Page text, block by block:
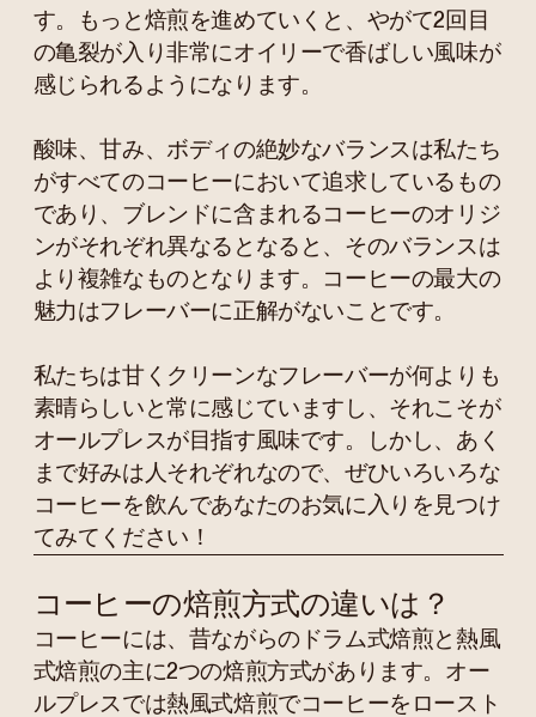
す。もっと焙煎を進めていくと、やがて2回目
の亀裂が入り非常にオイリーで香ばしい風味が
感じられるようになります。
酸味、甘み、ボディの絶妙なバランスは私たち
がすべてのコーヒーにおいて追求しているもの
であり、ブレンドに含まれるコーヒーのオリジ
ンがそれぞれ異なるとなると、そのバランスは
より複雑なものとなります。コーヒーの最大の
魅力はフレーバーに正解がないことです。
私たちは甘くクリーンなフレーバーが何よりも
素晴らしいと常に感じていますし、それこそが
オールプレスが目指す風味です。しかし、あく
まで好みは人それぞれなので、ぜひいろいろな
コーヒーを飲んであなたのお気に入りを見つけ
てみてください！
コーヒーの焙煎方式の違いは？
コーヒーには、昔ながらのドラム式焙煎と熱風
式焙煎の主に2つの焙煎方式があります。オー
ルプレスでは熱風式焙煎でコーヒーをロースト